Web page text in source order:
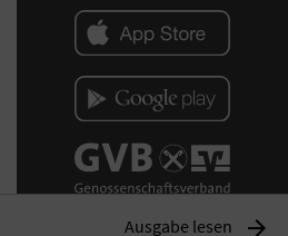
Ausgabe lesen 